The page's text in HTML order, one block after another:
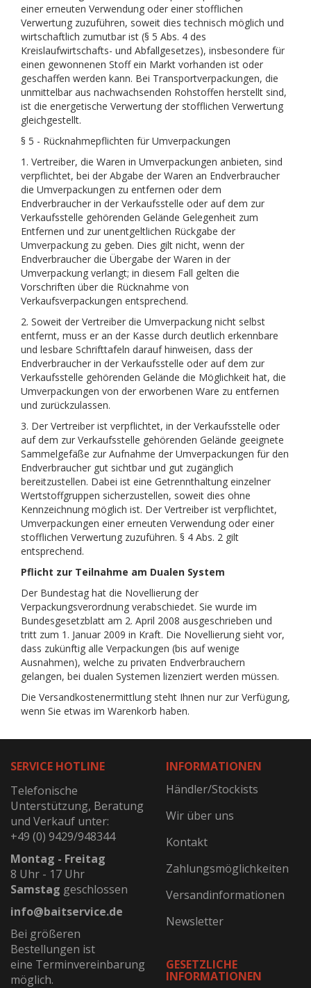
einer erneuten Verwendung oder einer stofflichen
Verwertung zuzuführen, soweit dies technisch möglich und
wirtschaftlich zumutbar ist (§ 5 Abs. 4 des
Kreislaufwirtschafts- und Abfallgesetzes), insbesondere für
einen gewonnenen Stoff ein Markt vorhanden ist oder
geschaffen werden kann. Bei Transportverpackungen, die
unmittelbar aus nachwachsenden Rohstoffen herstellt sind,
ist die energetische Verwertung der stofflichen Verwertung
gleichgestellt.
§ 5 - Rücknahmepflichten für Umverpackungen
1. Vertreiber, die Waren in Umverpackungen anbieten, sind
verpflichtet, bei der Abgabe der Waren an Endverbraucher
die Umverpackungen zu entfernen oder dem
Endverbraucher in der Verkaufsstelle oder auf dem zur
Verkaufsstelle gehörenden Gelände Gelegenheit zum
Entfernen und zur unentgeltlichen Rückgabe der
Umverpackung zu geben. Dies gilt nicht, wenn der
Endverbraucher die Übergabe der Waren in der
Umverpackung verlangt; in diesem Fall gelten die
Vorschriften über die Rücknahme von
Verkaufsverpackungen entsprechend.
2. Soweit der Vertreiber die Umverpackung nicht selbst
entfernt, muss er an der Kasse durch deutlich erkennbare
und lesbare Schrifttafeln darauf hinweisen, dass der
Endverbraucher in der Verkaufsstelle oder auf dem zur
Verkaufsstelle gehörenden Gelände die Möglichkeit hat, die
Umverpackungen von der erworbenen Ware zu entfernen
und zurückzulassen.
3. Der Vertreiber ist verpflichtet, in der Verkaufsstelle oder
auf dem zur Verkaufsstelle gehörenden Gelände geeignete
Sammelgefäße zur Aufnahme der Umverpackungen für den
Endverbraucher gut sichtbar und gut zugänglich
bereitzustellen. Dabei ist eine Getrennthaltung einzelner
Wertstoffgruppen sicherzustellen, soweit dies ohne
Kennzeichnung möglich ist. Der Vertreiber ist verpflichtet,
Umverpackungen einer erneuten Verwendung oder einer
stofflichen Verwertung zuzuführen. § 4 Abs. 2 gilt
entsprechend.
Pflicht zur Teilnahme am Dualen System
Der Bundestag hat die Novellierung der
Verpackungsverordnung verabschiedet. Sie wurde im
Bundesgesetzblatt am 2. April 2008 ausgeschrieben und
tritt zum 1. Januar 2009 in Kraft. Die Novellierung sieht vor,
dass zukünftig alle Verpackungen (bis auf wenige
Ausnahmen), welche zu privaten Endverbrauchern
gelangen, bei dualen Systemen lizenziert werden müssen.
Die Versandkostenermittlung steht Ihnen nur zur Verfügung,
wenn Sie etwas im Warenkorb haben.
SERVICE HOTLINE
Telefonische
Unterstützung, Beratung
und Verkauf unter:
+49 (0) 9429/948344
Montag - Freitag
8 Uhr - 17 Uhr
Samstag geschlossen
info@baitservice.de
Bei größeren
Bestellungen ist
eine Terminvereinbarung
möglich.
INFORMATIONEN
Händler/Stockists
Wir über uns
Kontakt
Zahlungsmöglichkeiten
Versandinformationen
Newsletter
GESETZLICHE
INFORMATIONEN